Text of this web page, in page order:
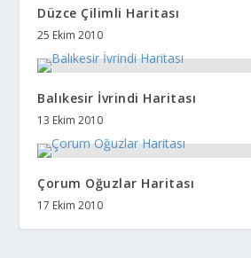
Düzce Çilimli Haritası
25 Ekim 2010
Balıkesir İvrindi Haritası
13 Ekim 2010
Çorum Oğuzlar Haritası
17 Ekim 2010